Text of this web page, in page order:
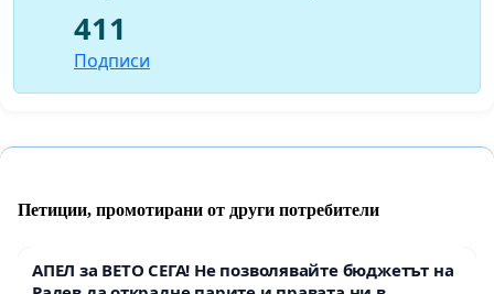
411
Подписи
Петиции, промотирани от други потребители
АПЕЛ за ВЕТО СЕГА! Не позволявайте бюджетът на